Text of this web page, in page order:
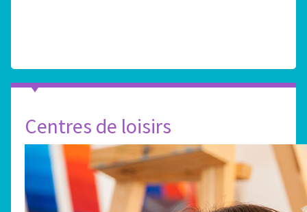
Centres de loisirs